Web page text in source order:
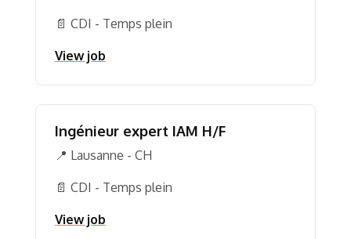
📄 CDI - Temps plein
View job
Ingénieur expert IAM H/F
📍 Lausanne - CH
📄 CDI - Temps plein
View job